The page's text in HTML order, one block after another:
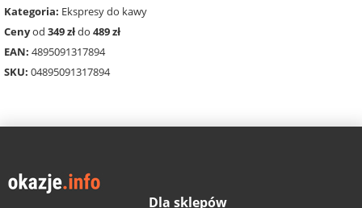
Kategoria: Ekspresy do kawy
Cenyod 349 złdo 489 zł
EAN: 4895091317894
SKU: 04895091317894
Dla sklepów